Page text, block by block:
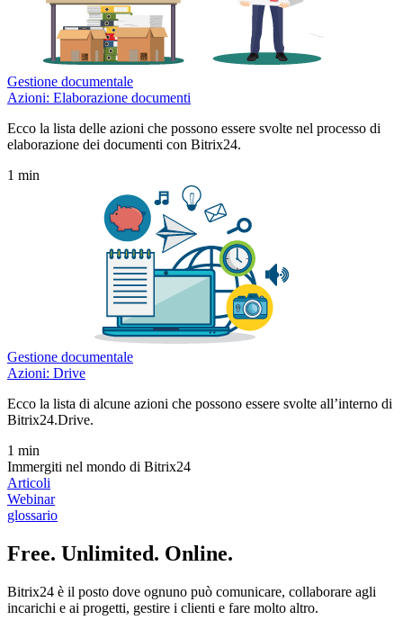
Gestione documentale
Azioni: Elaborazione documenti
Ecco la lista delle azioni che possono essere svolte nel processo di
elaborazione dei documenti con Bitrix24.
1 min
Gestione documentale
Azioni: Drive
Ecco la lista di alcune azioni che possono essere svolte all’interno di
Bitrix24.Drive.
1 min
Immergiti nel mondo di Bitrix24
Articoli
Webinar
glossario
Free. Unlimited. Online.
Bitrix24 è il posto dove ognuno può comunicare, collaborare agli
incarichi e ai progetti, gestire i clienti e fare molto altro.